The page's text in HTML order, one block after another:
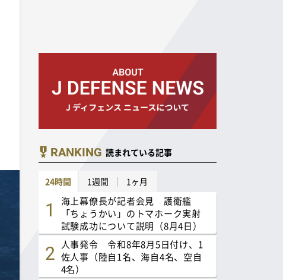
RANKING 読まれている記事
24時間 1週間 1ヶ月
海上幕僚長が記者会見 護衛艦
「ちょうかい」のトマホーク実射
試験成功について説明（8月4日）
人事発令 令和8年8月5日付け、1
佐人事（陸自1名、海自4名、空自
4名）